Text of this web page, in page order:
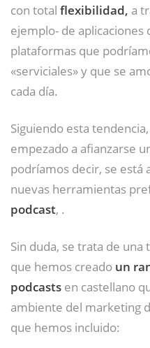
con total flexibilidad, a
ejemplo- de aplicaciones
plataformas que
«serviciales» y que se
cada día.
Siguiendo esta
empezado a afianzarse
podríamos decir, se está
nuevas herramientas
podcast, .
Sin duda, se trata de
que hemos creado un
podcasts en castellano
ambiente del marketing
que hemos incluido: